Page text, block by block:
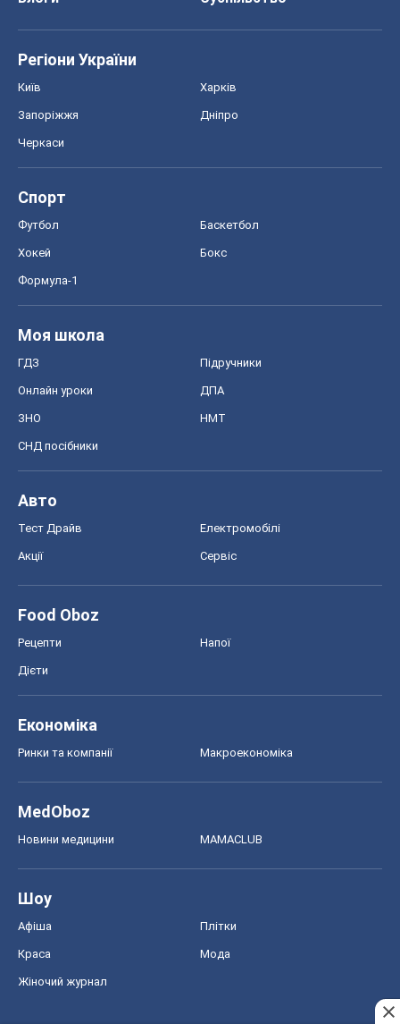
Регіони України
Київ Харків
Запоріжжя Дніпро
Черкаси
Спорт
Футбол Баскетбол
Хокей Бокс
Формула-1
Моя школа
ГДЗ Підручники
Онлайн уроки ДПА
ЗНО НМТ
СНД посібники
Авто
Тест Драйв Електромобілі
Акції Сервіс
Food Oboz
Рецепти Напої
Дієти
Економіка
Ринки та компанії Макроекономіка
MedOboz
Новини медицини MAMACLUB
Шоу
Афіша Плітки
Краса Мода
Жіночий журнал